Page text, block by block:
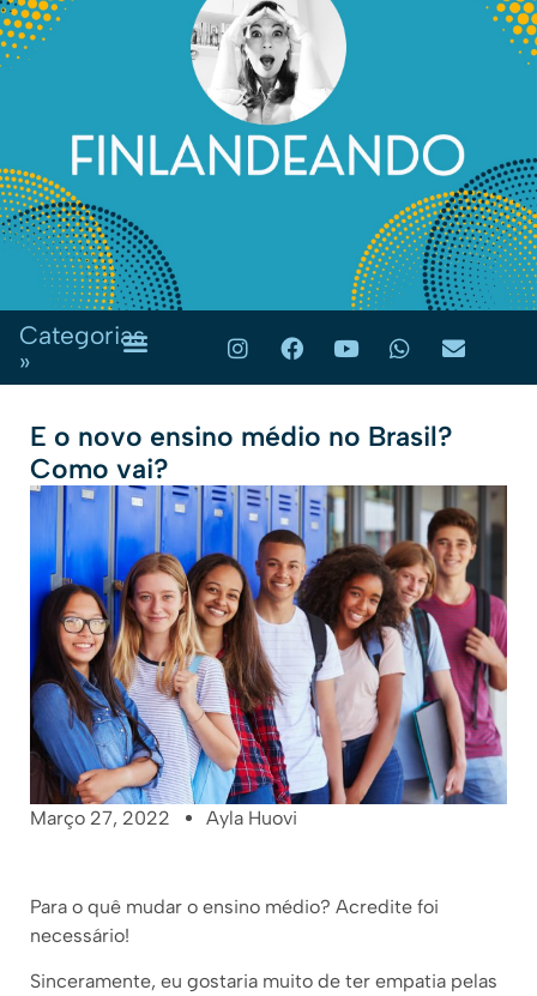
Categorias
»
E o novo ensino médio no Brasil?
Como vai?
Março 27, 2022 Ayla Huovi
Para o quê mudar o ensino médio? Acredite foi
necessário!
Sinceramente, eu gostaria muito de ter empatia pelas